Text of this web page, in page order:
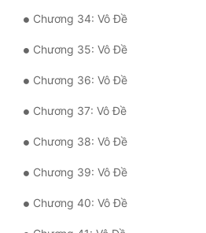
Đông Phương Huyền Huyễn
Đồng Nhân
Vô Địch Lưu
Chương 34: Vô Đề
Chương 35: Vô Đề
Chương 36: Vô Đề
Chương 37: Vô Đề
Chương 38: Vô Đề
Chương 39: Vô Đề
Chương 40: Vô Đề